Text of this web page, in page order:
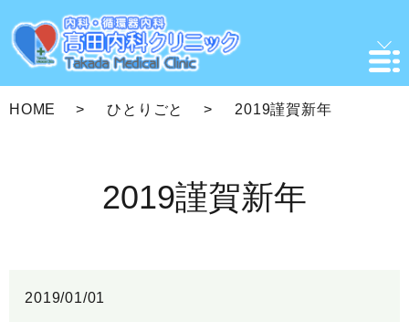
HOME ひとりごと 2019謹賀新年
2019謹賀新年
2019/01/01